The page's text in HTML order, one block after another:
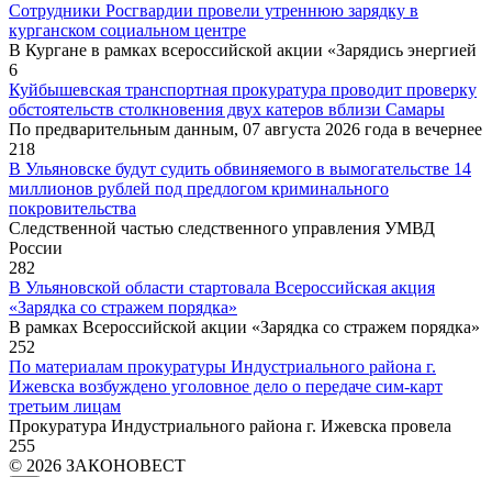
Сотрудники Росгвардии провели утреннюю зарядку в
курганском социальном центре
В Кургане в рамках всероссийской акции «Зарядись энергией
6
Куйбышевская транспортная прокуратура проводит проверку
обстоятельств столкновения двух катеров вблизи Самары
По предварительным данным, 07 августа 2026 года в вечернее
218
В Ульяновске будут судить обвиняемого в вымогательстве 14
миллионов рублей под предлогом криминального
покровительства
Следственной частью следственного управления УМВД
России
282
В Ульяновской области стартовала Всероссийская акция
«Зарядка со стражем порядка»
В рамках Всероссийской акции «Зарядка со стражем порядка»
252
По материалам прокуратуры Индустриального района г.
Ижевска возбуждено уголовное дело о передаче сим-карт
третьим лицам
Прокуратура Индустриального района г. Ижевска провела
255
© 2026 ЗАКОНОВЕСТ